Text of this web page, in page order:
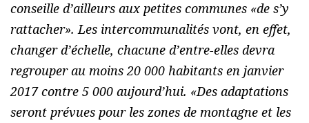
conseille d’ailleurs aux petites communes «de s’y
rattacher». Les intercommunalités vont, en effet,
changer d’échelle, chacune d’entre-elles devra
regrouper au moins 20 000 habitants en janvier
2017 contre 5 000 aujourd’hui. «Des adaptations
seront prévues pour les zones de montagne et les